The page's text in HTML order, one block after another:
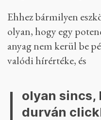
Ehhez bármilyen
olyan, hogy egy
anyag nem kerül be
valódi hírértéke, és
olyan sincs,
durván